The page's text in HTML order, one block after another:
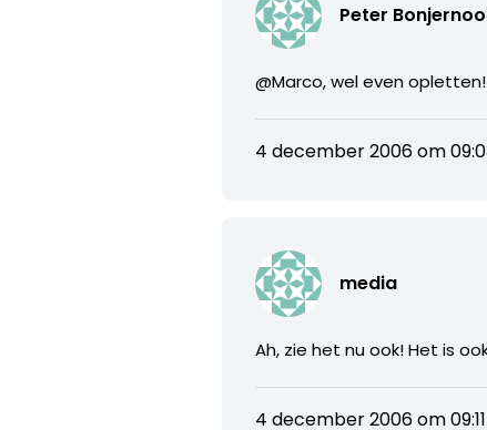
Peter
@Marco, wel even
4 december 2006 om
media
Ah, zie het nu ook! Het is
4 december 2006 om 09:11